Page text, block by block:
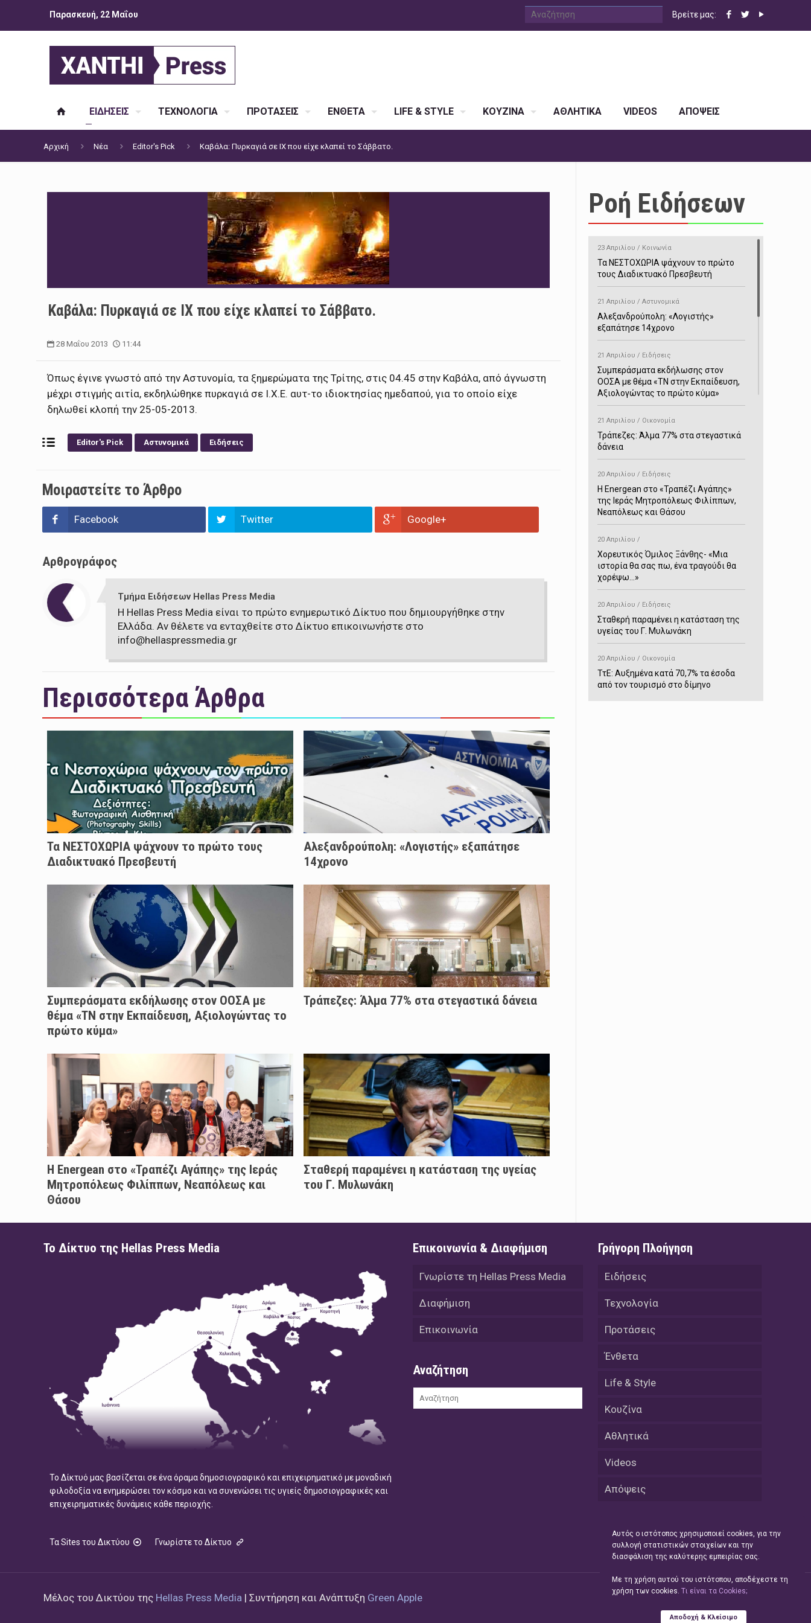
Παρασκευή, 22 Μαΐου Βρείτε μας:
ΕΙΔΗΣΕΙΣ ΤΕΧΝΟΛΟΓΙΑ ΠΡΟΤΑΣΕΙΣ ΕΝΘΕΤΑ LIFE & STYLE ΚΟΥΖΙΝΑ ΑΘΛΗΤΙΚΑ VIDEOS ΑΠΟΨΕΙΣ
Αρχική Νέα Editor's Pick Καβάλα: Πυρκαγιά σε ΙΧ που είχε κλαπεί το Σάββατο.
Καβάλα: Πυρκαγιά σε ΙΧ που είχε κλαπεί το Σάββατο.
28 Μαΐου 2013 11:44
Όπως έγινε γνωστό από την Αστυνομία, τα ξημερώματα της Τρίτης, στις 04.45 στην Καβάλα, από άγνωστη
μέχρι στιγμής αιτία, εκδηλώθηκε πυρκαγιά σε Ι.Χ.Ε. αυτ-το ιδιοκτησίας ημεδαπού, για το οποίο είχε
δηλωθεί κλοπή την 25-05-2013.
Editor's Pick Αστυνομικά Ειδήσεις
Μοιραστείτε το Άρθρο
Facebook Twitter Google+
Αρθρογράφος
Τμήμα Ειδήσεων Hellas Press Media
Η Hellas Press Media είναι το πρώτο ενημερωτικό Δίκτυο που δημιουργήθηκε στην
Ελλάδα. Αν θέλετε να ενταχθείτε στο Δίκτυο επικοινωνήστε στο
info@hellaspressmedia.gr
Περισσότερα Άρθρα
Τα ΝΕΣΤΟΧΩΡΙΑ ψάχνουν το πρώτο τους
Διαδικτυακό Πρεσβευτή
Αλεξανδρούπολη: «Λογιστής» εξαπάτησε
14χρονο
Συμπεράσματα εκδήλωσης στον ΟΟΣΑ με
θέμα «ΤΝ στην Εκπαίδευση, Αξιολογώντας το
πρώτο κύμα»
Τράπεζες: Άλμα 77% στα στεγαστικά δάνεια
H Energean στο «Τραπέζι Αγάπης» της Ιεράς
Μητροπόλεως Φιλίππων, Νεαπόλεως και
Θάσου
Σταθερή παραμένει η κατάσταση της υγείας
του Γ. Μυλωνάκη
Ροή Ειδήσεων
23 Απριλίου / Κοινωνία
Τα ΝΕΣΤΟΧΩΡΙΑ ψάχνουν το πρώτο
τους Διαδικτυακό Πρεσβευτή
21 Απριλίου / Αστυνομικά
Αλεξανδρούπολη: «Λογιστής»
εξαπάτησε 14χρονο
21 Απριλίου / Ειδήσεις
Συμπεράσματα εκδήλωσης στον
ΟΟΣΑ με θέμα «ΤΝ στην Εκπαίδευση,
Αξιολογώντας το πρώτο κύμα»
21 Απριλίου / Οικονομία
Τράπεζες: Άλμα 77% στα στεγαστικά
δάνεια
20 Απριλίου / Ειδήσεις
H Energean στο «Τραπέζι Αγάπης»
της Ιεράς Μητροπόλεως Φιλίππων,
Νεαπόλεως και Θάσου
20 Απριλίου /
Χορευτικός Όμιλος Ξάνθης- «Mια
ιστορία θα σας πω, ένα τραγούδι θα
χορέψω…»
20 Απριλίου / Ειδήσεις
Σταθερή παραμένει η κατάσταση της
υγείας του Γ. Μυλωνάκη
20 Απριλίου / Οικονομία
ΤτΕ: Αυξημένα κατά 70,7% τα έσοδα
από τον τουρισμό στο δίμηνο
15 Απριλίου / Ειδήσεις
Νεφώσεις παροδικά αυξημένες σε
όλη τη χώρα – Αφρικανική σκόνη στα
Κλιμακώνουν τις κινητοποιήσεις
Παγκόσμια Ημέρα Ρομά -Ένα σχολείο
Τρίκαλα: Ολιστικό πρόγραμμα
Πάρκινσον στο Πανεπιστήμιο
Επιμελητήριο Ξάνθης ενισχύει την
επαφή με τους επαγγελματίες
Η Ξάνθη στον παλμό του ευρωπαϊκού
μπάσκετ U16 με το 2ο Διεθνές
Τουρνουά «Φ. Αμοιρίδης»
Το Δίκτυο της Hellas Press Media
Το Δίκτυό μας βασίζεται σε ένα όραμα δημοσιογραφικό και επιχειρηματικό με μοναδική
φιλοδοξία να ενημερώσει τον κόσμο και να συνενώσει τις υγιείς δημοσιογραφικές και
επιχειρηματικές δυνάμεις κάθε περιοχής.
Τα Sites του Δικτύου Γνωρίστε το Δίκτυο
Επικοινωνία & Διαφήμιση
Γνωρίστε τη Hellas Press Media
Διαφήμιση
Επικοινωνία
Αναζήτηση
Γρήγορη Πλοήγηση
Ειδήσεις
Τεχνολογία
Προτάσεις
Ένθετα
Life & Style
Κουζίνα
Αθλητικά
Videos
Απόψεις
Μέλος του Δικτύου της Hellas Press Media | Συντήρηση και Ανάπτυξη Green Apple
Αυτός ο ιστότοπος χρησιμοποιεί cookies, για την
συλλογή στατιστικών στοιχείων και την
διασφάλιση της καλύτερης εμπειρίας σας.
Με τη χρήση αυτού του ιστότοπου, αποδέχεστε τη
χρήση των cookies. Tι είναι τα Cookies;
Αποδοχή & Κλείσιμο